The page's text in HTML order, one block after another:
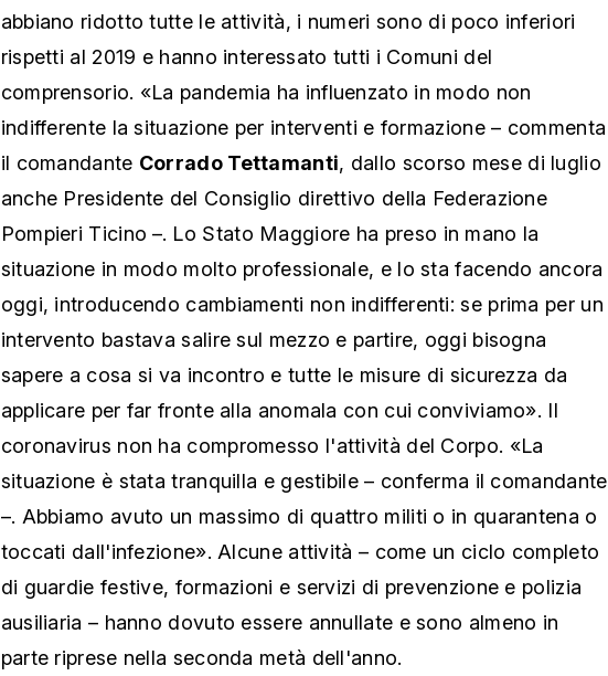
abbiano ridotto tutte le attività, i numeri sono di poco inferiori
rispetti al 2019 e hanno interessato tutti i Comuni del
comprensorio. «La pandemia ha influenzato in modo non
indifferente la situazione per interventi e formazione – commenta
il comandante Corrado Tettamanti, dallo scorso mese di luglio
anche Presidente del Consiglio direttivo della Federazione
Pompieri Ticino –. Lo Stato Maggiore ha preso in mano la
situazione in modo molto professionale, e lo sta facendo ancora
oggi, introducendo cambiamenti non indifferenti: se prima per un
intervento bastava salire sul mezzo e partire, oggi bisogna
sapere a cosa si va incontro e tutte le misure di sicurezza da
applicare per far fronte alla anomala con cui conviviamo». Il
coronavirus non ha compromesso l'attività del Corpo. «La
situazione è stata tranquilla e gestibile – conferma il comandante
–. Abbiamo avuto un massimo di quattro militi o in quarantena o
toccati dall'infezione». Alcune attività – come un ciclo completo
di guardie festive, formazioni e servizi di prevenzione e polizia
ausiliaria – hanno dovuto essere annullate e sono almeno in
parte riprese nella seconda metà dell'anno.